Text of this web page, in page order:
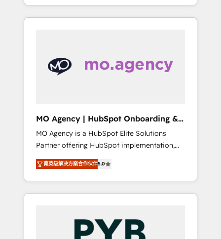
experience possible. Whether you are new to
HubSpot or seeking to turn around a poor
replatform, and scale smarter. We specialize
in high-impact CRM and CMS migrations and
turning fragmented systems into unified,
growth-ready HubSpot architectures that
custom integrations across your full tech
stack. - Custom object setup, CMS builds, and
full-funnel automation. - Dashboards,
lifecycle campaigns, and lead nurturing
sequences. - Cross-hub setup across
Marketing, Sales, Operations, and Service
Hubs. - Ongoing optimization, managed
HubSpot your most powerful growth engine.
Built to convert, scale, and drive results.
MO Agency | HubSpot Onboarding &
Implementation
MO Agency is a HubSpot Elite Solutions
Partner offering HubSpot implementation,
marketing automation, CRM and RevOps
consulting, B2B SEO, paid media, content
marketing, AEO and GEO (AI search
optimisation), and HubSpot Content Hub
technology, professional services, financial
菁英级解决方案合作伙伴5.0